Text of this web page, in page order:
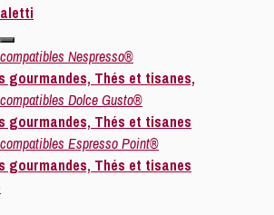
Nespresso®
gourmandes, Thés et tisanes,
Dolce Gusto®
gourmandes, Thés et tisanes
Espresso Point®
gourmandes, Thés et tisanes